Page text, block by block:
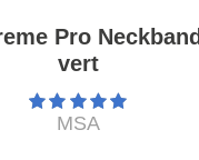
Pro Neckband
vert
MSA